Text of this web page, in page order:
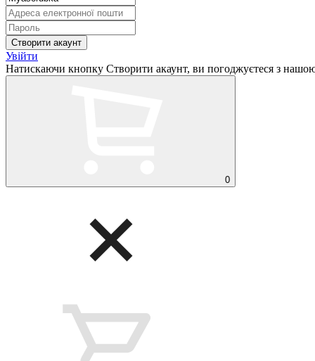
Увійти
Натискаючи кнопку Створити акаунт, ви погоджуєтеся з
0